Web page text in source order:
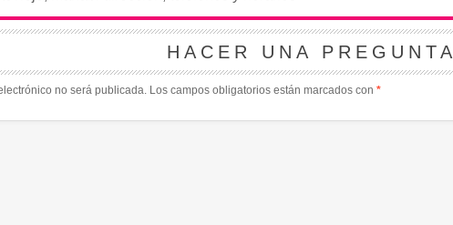
HACER UNA PREGUNTA
no será publicada. Los campos obligatorios están marcados con*